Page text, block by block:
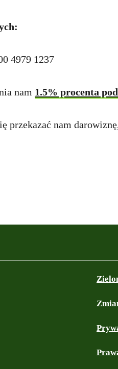
4979 1237
nam 1.5% procenta
przekazać nam